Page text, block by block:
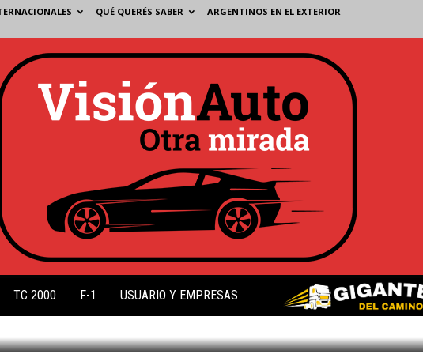
QUÉ QUERÉS SABER ARGENTINOS EN EL EXTERIOR
TC 2000 F-1 USUARIO Y EMPRESAS